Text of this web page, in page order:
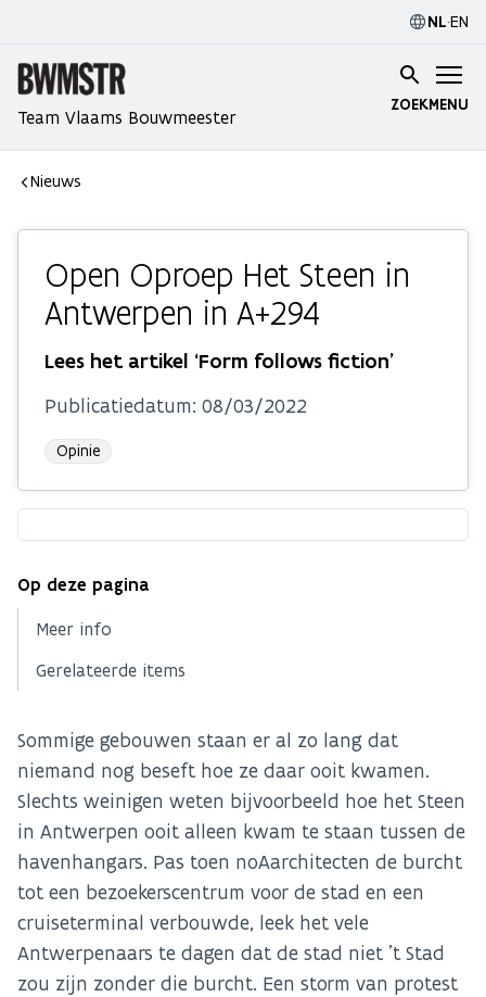
NL·EN
Team Vlaams Bouwmeester
ZOEKMENU
Nieuws
Open Oproep Het Steen in
Antwerpen in A+294
Lees het artikel ‘Form follows fiction’
Publicatiedatum: 08/03/2022
Opinie
Op deze pagina
Meer info
Gerelateerde items
Sommige gebouwen staan er al zo lang dat
niemand nog beseft hoe ze daar ooit kwamen.
Slechts weinigen weten bijvoorbeeld hoe het Steen
in Antwerpen ooit alleen kwam te staan tussen de
havenhangars. Pas toen noAarchitecten de burcht
tot een bezoekerscentrum voor de stad en een
cruiseterminal verbouwde, leek het vele
Antwerpenaars te dagen dat de stad niet ’t Stad
zou zijn zonder die burcht. Een storm van protest